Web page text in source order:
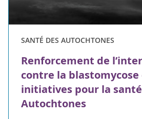
SANTÉ DES AUTOCHTONES
Renforcement de
contre la blastomycose
initiatives pour la
Autochtones